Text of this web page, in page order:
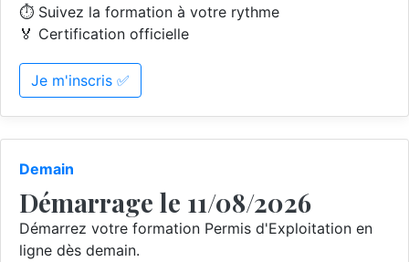
⏱️ Suivez la formation à votre rythme
🏅 Certification officielle
Je m'inscris ✅
Demain
Démarrage le 11/08/2026
Démarrez votre formation Permis d'Exploitation en
ligne dès demain.